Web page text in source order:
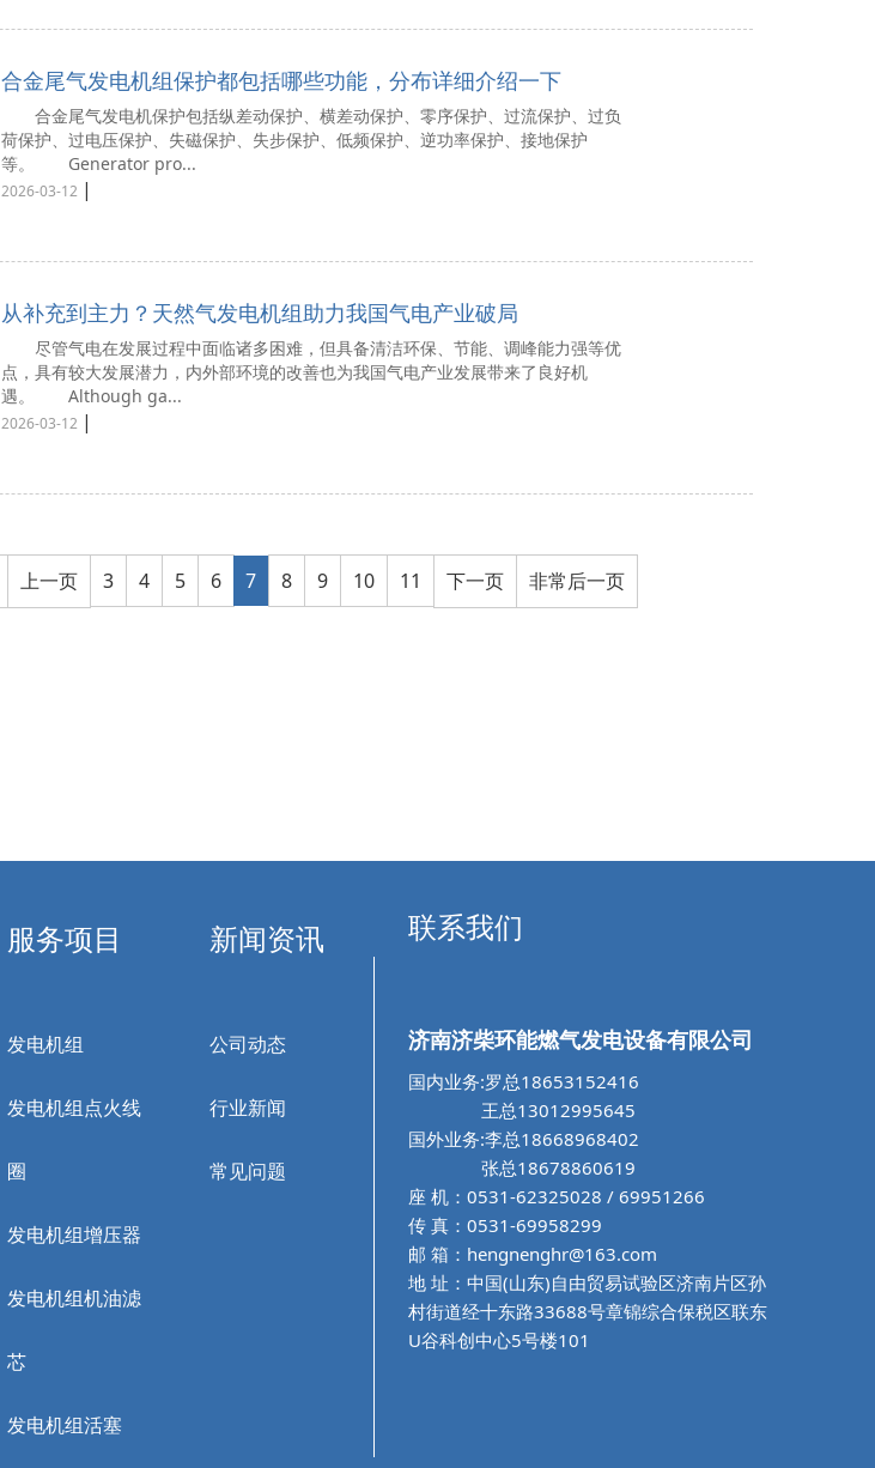
合金尾气发电机组保护都包括哪些功能，分布详细介绍一下
合金尾气发电机保护包括纵差动保护、横差动保护、零序保护、过流保护、过负
荷保护、过电压保护、失磁保护、失步保护、低频保护、逆功率保护、接地保护
等。 Generator pro...
2026-03-12 |
从补充到主力？天然气发电机组助力我国气电产业破局
尽管气电在发展过程中面临诸多困难，但具备清洁环保、节能、调峰能力强等优
点，具有较大发展潜力，内外部环境的改善也为我国气电产业发展带来了良好机
遇。 Although ga...
2026-03-12 |
上一页 3 4 5 6 7 8 9 10 11 下一页 非常后一页
服务项目
发电机组
发电机组点火线
圈
发电机组增压器
发电机组机油滤
芯
发电机组活塞
新闻资讯
公司动态
行业新闻
常见问题
联系我们
济南济柴环能燃气发电设备有限公司
国内业务:罗总18653152416
王总13012995645
国外业务:李总18668968402
张总18678860619
座 机：0531-62325028 / 69951266
传 真：0531-69958299
邮 箱：hengnenghr@163.com
地 址：中国(山东)自由贸易试验区济南片区孙
村街道经十东路33688号章锦综合保税区联东
U谷科创中心5号楼101